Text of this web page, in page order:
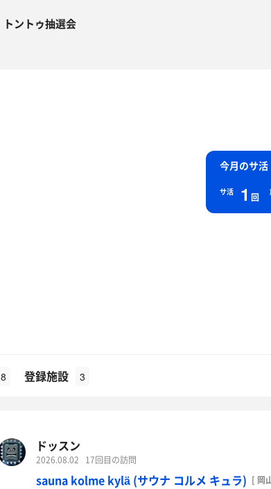
トントゥ抽選会
今月のサ活
サ活 1 回
8 登録施設 3
ドッスン
2026.08.02 17回目の訪問
sauna kolme kylä (サウナ コルメ キュラ) [ 岡